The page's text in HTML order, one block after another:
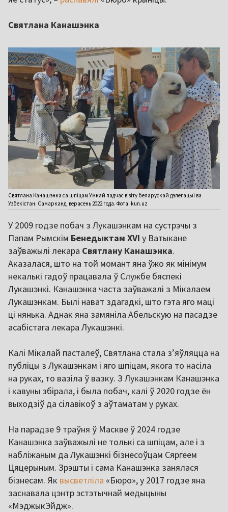
Святлана Канашэнка
Святлана Канашэнка са шпіцам Умкай падчас візіту беларускай дэлегацыі ва
Узбекістан. Самарканд, верасень 2022 года. Фота: kun.uz
У 2009 годзе побач з Лукашэнкам на сустрэчы з
Папам Рымскім Бенедыктам XVI у Ватыкане
заўважылі лекара Святлану Канашэнка.
Аказалася, што на той момант яна ўжо як мінімум
некалькі гадоў працавала ў Службе бяспекі
Лукашэнкі. Канашэнка часта заўважалі з Мікалаем
Лукашэнкам. Былі нават здагадкі, што гэта яго маці
ці нянька. Аднак яна замяніла Абельскую на пасадзе
асабістага лекара Лукашэнкі.
Калі Мікалай пасталеў, Святлана стала зʼяўляцца на
публіцы з Лукашэнкам і яго шпіцам, якога то насіла
на руках, то вазіла ў вазку. З Лукашэнкам Канашэнка
і кавуны збірала, і была побач, калі ў 2020 годзе ён
выходзіў да сілавікоў з аўтаматам у руках.
На парадзе 9 траўня ў Маскве ў 2024 годзе
Канашэнка заўважылі не толькі са шпіцам, але і з
набліжаным да Лукашэнкі бізнесоўцам Сяргеем
Цяцерыным. Зрэшты і сама Канашэнка занялася
бізнесам. Як высветліла «Бюро», у 2017 годзе яна
заснавала цэнтр эстэтычнай медыцыны
«МэджыкЭйдж».